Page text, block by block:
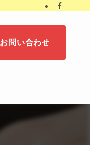
お問い合わせ